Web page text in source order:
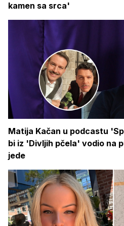
kamen sa srca'
Matija Kačan u podcastu
bi iz 'Divljih pčela' vodio na
jede